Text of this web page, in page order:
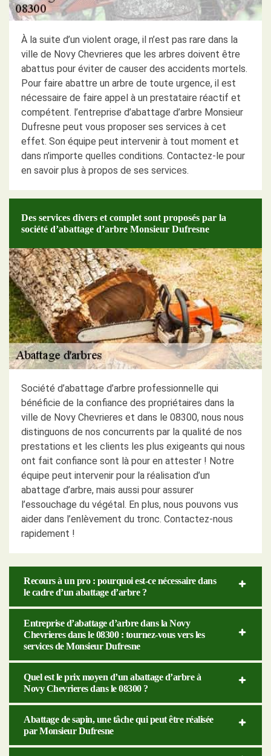
À la suite d’un violent orage, il n’est pas rare dans la
ville de Novy Chevrieres que les arbres doivent être
abattus pour éviter de causer des accidents mortels.
Pour faire abattre un arbre de toute urgence, il est
nécessaire de faire appel à un prestataire réactif et
compétent. l’entreprise d’abattage d’arbre Monsieur
Dufresne peut vous proposer ses services à cet
effet. Son équipe peut intervenir à tout moment et
dans n’importe quelles conditions. Contactez-le pour
en savoir plus à propos de ses services.
Des services divers et complet sont proposés par la
société d’abattage d’arbre Monsieur Dufresne
Société d’abattage d’arbre professionnelle qui
bénéficie de la confiance des propriétaires dans la
ville de Novy Chevrieres et dans le 08300, nous nous
distinguons de nos concurrents par la qualité de nos
prestations et les clients les plus exigeants qui nous
ont fait confiance sont là pour en attester ! Notre
équipe peut intervenir pour la réalisation d’un
abattage d’arbre, mais aussi pour assurer
l’essouchage du végétal. En plus, nous pouvons vus
aider dans l’enlèvement du tronc. Contactez-nous
rapidement !
Recours à un pro : pourquoi est-ce nécessaire dans
le cadre d’un abattage d’arbre ?
Entreprise d’abattage d’arbre dans la Novy
Chevrieres dans le 08300 : tournez-vous vers les
services de Monsieur Dufresne
Quel est le prix moyen d’un abattage d’arbre à
Novy Chevrieres dans le 08300 ?
Abattage de sapin, une tâche qui peut être réalisée
par Monsieur Dufresne